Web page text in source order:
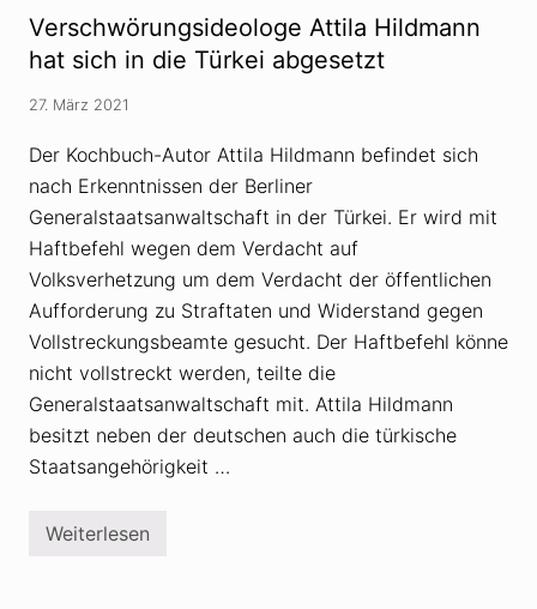
X
a
v
i
r
a
i
d
o
o
t
v
o
n
H
i
s
c
h
h
a
u
e
n
z
u
m
T
h
e
m
a
«
r
Verschwörungsideologe Attila Hildmann
hat sich in die Türkei abgesetzt
27. März 2021
Der Kochbuch-Autor Attila Hildmann befindet sich
nach Erkenntnissen der Berliner
Generalstaatsanwaltschaft in der Türkei. Er wird mit
Haftbefehl wegen dem Verdacht auf
Volksverhetzung um dem Verdacht der öffentlichen
Aufforderung zu Straftaten und Widerstand gegen
Vollstreckungsbeamte gesucht. Der Haftbefehl könne
nicht vollstreckt werden, teilte die
Generalstaatsanwaltschaft mit. Attila Hildmann
besitzt neben der deutschen auch die türkische
Staatsangehörigkeit …
V
Weiterlesen